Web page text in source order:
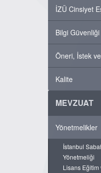
İZÜ Cinsiyet
Bilgi
Öneri, İstek
Kalite
MEVZUAT
Yönetmelikler
İstanbul
Yönetmeliği
Lisans Eğitim